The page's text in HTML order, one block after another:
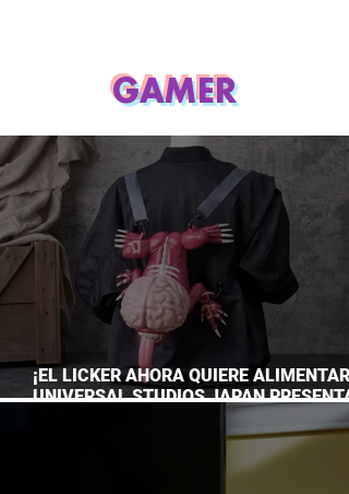
GAMER
¡EL LICKER AHORA QUIERE
UNIVERSAL STUDIOS JAPAN PRESENTA
SU TERRORÍFICA COLECCIÓN DE